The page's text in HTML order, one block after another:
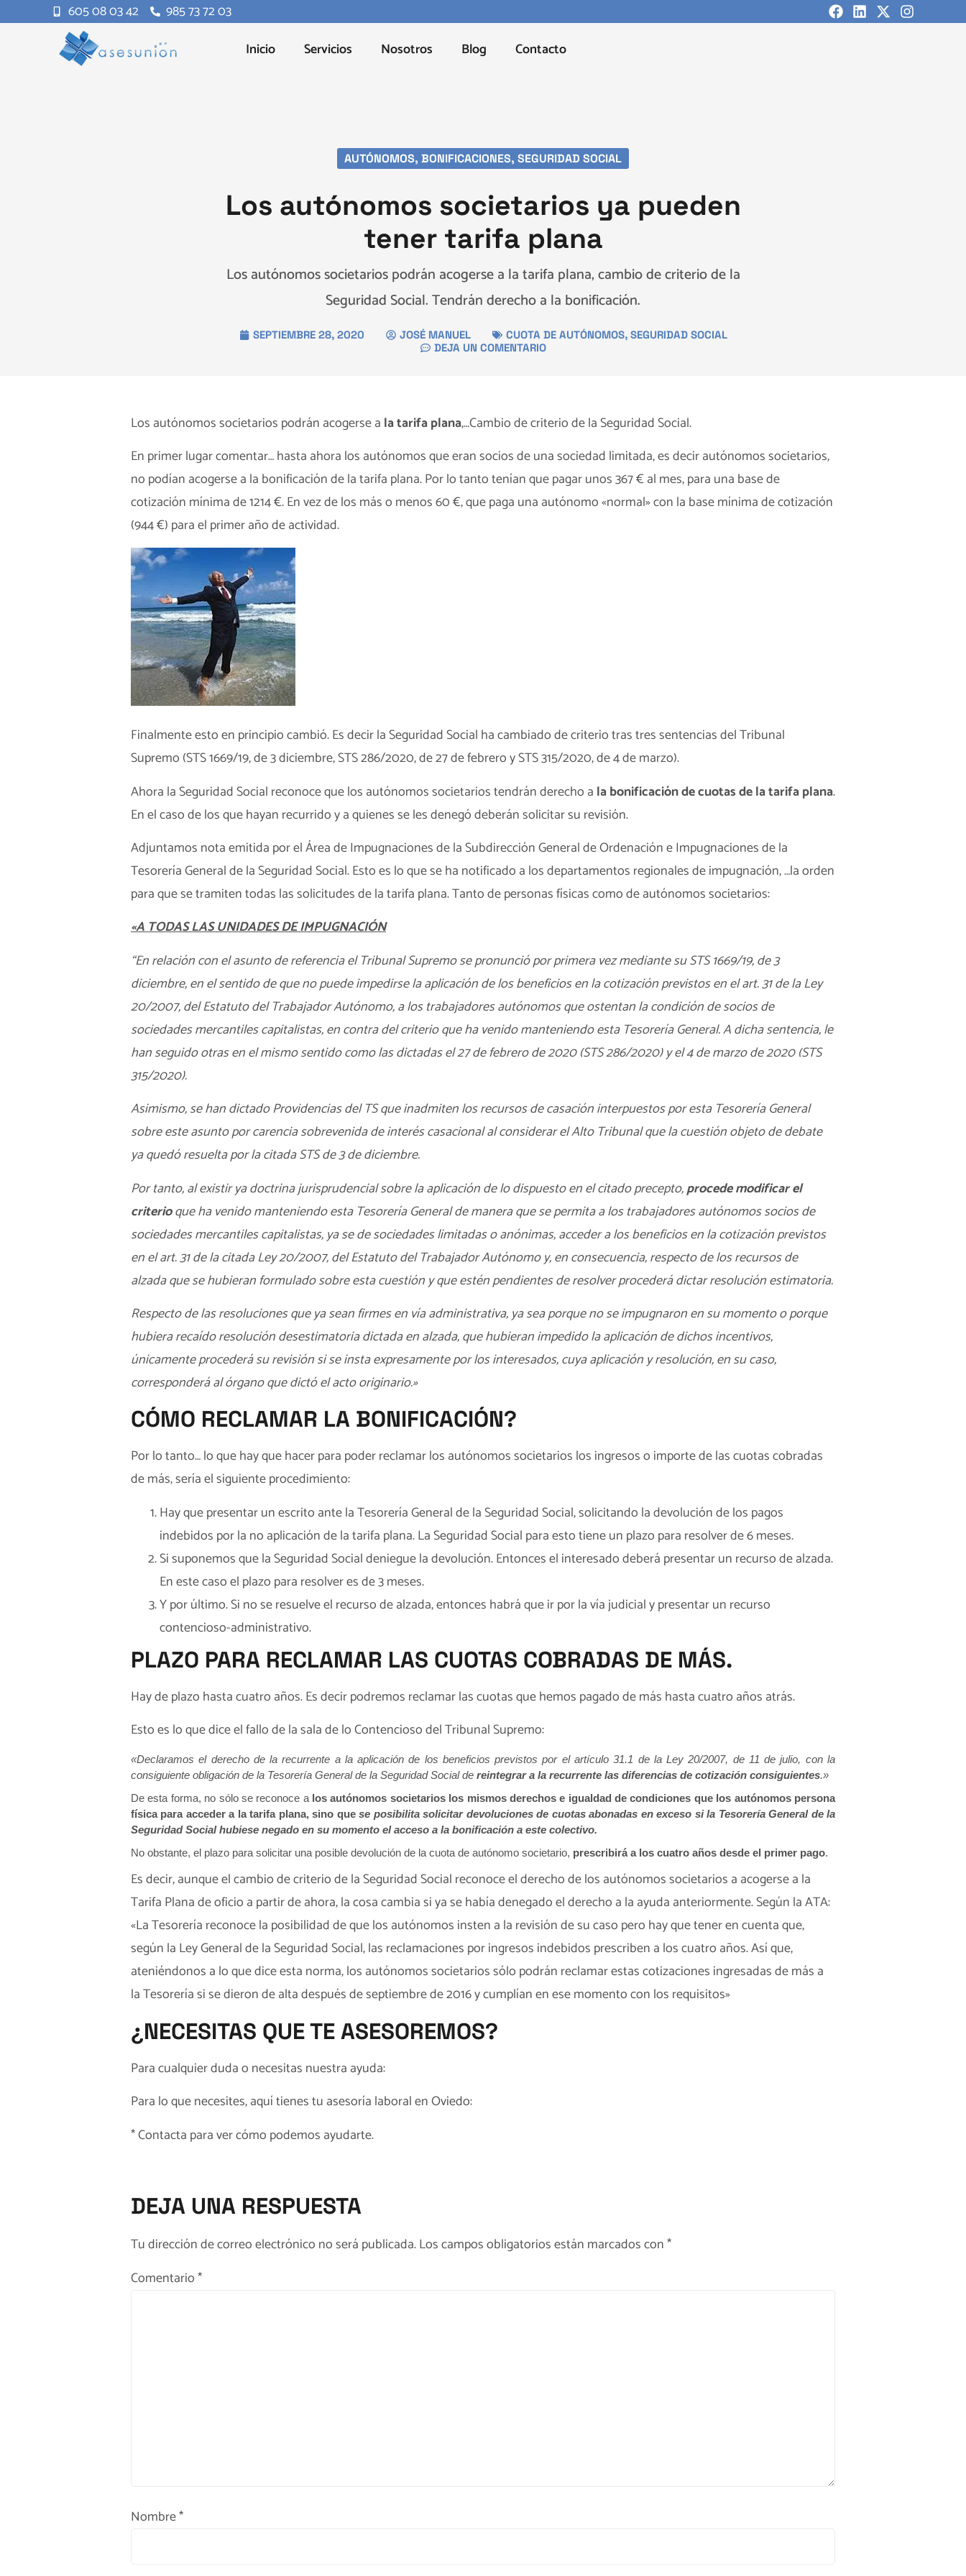
605 08 03 42
985 73 72 03
Inicio
Servicios Nosotros Blog Contacto
AUTÓNOMOS, BONIFICACIONES, SEGURIDAD SOCIAL
Los autónomos societarios ya pueden
tener tarifa plana
Los autónomos societarios podrán acogerse a la tarifa plana, cambio de criterio de la
Seguridad Social. Tendrán derecho a la bonificación.
SEPTIEMBRE 28, 2020 JOSÉ MANUEL CUOTA DE AUTÓNOMOS, SEGURIDAD SOCIAL
DEJA UN COMENTARIO
Los autónomos societarios podrán acogerse a la tarifa plana,…Cambio de criterio de la Seguridad Social.
En primer lugar comentar… hasta ahora los autónomos que eran socios de una sociedad limitada, es decir autónomos societarios,
no podían acogerse a la bonificación de la tarifa plana. Por lo tanto tenían que pagar unos 367 € al mes, para una base de
cotización mínima de 1214 €. En vez de los más o menos 60 €, que paga una autónomo «normal» con la base mínima de cotización
(944 €) para el primer año de actividad.
Finalmente esto en principio cambió. Es decir la Seguridad Social ha cambiado de criterio tras tres sentencias del Tribunal
Supremo (STS 1669/19, de 3 diciembre, STS 286/2020, de 27 de febrero y STS 315/2020, de 4 de marzo).
Ahora la Seguridad Social reconoce que los autónomos societarios tendrán derecho a la bonificación de cuotas de la tarifa plana.
En el caso de los que hayan recurrido y a quienes se les denegó deberán solicitar su revisión.
Adjuntamos nota emitida por el Área de Impugnaciones de la Subdirección General de Ordenación e Impugnaciones de la
Tesorería General de la Seguridad Social. Esto es lo que se ha notificado a los departamentos regionales de impugnación, …la orden
para que se tramiten todas las solicitudes de la tarifa plana. Tanto de personas físicas como de autónomos societarios:
«A TODAS LAS UNIDADES DE IMPUGNACIÓN
“En relación con el asunto de referencia el Tribunal Supremo se pronunció por primera vez mediante suSTS 1669/19, de 3
diciembre, en el sentido de que no puede impedirse la aplicación de los beneficios en la cotización previstos en el art. 31 de laLey
20/2007, del Estatuto del Trabajador Autónomo, a los trabajadores autónomos que ostentan la condición de socios de
sociedades mercantiles capitalistas, en contra del criterio que ha venido manteniendo esta Tesorería General. A dicha sentencia, le
han seguido otras en el mismo sentido como las dictadas el 27 de febrero de 2020 (STS 286/2020) y el 4 de marzo de 2020 (STS
315/2020).
Asimismo, se han dictado Providencias del TS que inadmiten los recursos de casación interpuestos por esta Tesorería General
sobre este asunto por carencia sobrevenida de interés casacional al considerar el Alto Tribunal que la cuestión objeto de debate
ya quedó resuelta por la citada STS de 3 de diciembre.
Por tanto, al existir ya doctrina jurisprudencial sobre la aplicación de lo dispuesto en el citado precepto,procede modificar el
criterioque ha venido manteniendo esta Tesorería General de manera que se permita a los trabajadores autónomos socios de
sociedades mercantiles capitalistas, ya se de sociedades limitadas o anónimas, acceder a los beneficios en la cotización previstos
en el art. 31 de la citada Ley 20/2007, del Estatuto del Trabajador Autónomo y, en consecuencia, respecto de los recursos de
alzada que se hubieran formulado sobre esta cuestión y que estén pendientes de resolver procederá dictar resolución estimatoria.
Respecto de las resoluciones que ya sean firmes en vía administrativa, ya sea porque no se impugnaron en su momento o porque
hubiera recaído resolución desestimatoria dictada en alzada, que hubieran impedido la aplicación de dichos incentivos,
únicamente procederá su revisión si se insta expresamente por los interesados, cuya aplicación y resolución, en su caso,
corresponderá al órgano que dictó el acto originario.»
CÓMO RECLAMAR LA BONIFICACIÓN?
Por lo tanto… lo que hay que hacer para poder reclamar los autónomos societarios los ingresos o importe de las cuotas cobradas
de más, sería el siguiente procedimiento:
Hay que presentar un escrito ante la Tesorería General de la Seguridad Social, solicitando la devolución de los pagos
indebidos por la no aplicación de la tarifa plana. La Seguridad Social para esto tiene un plazo para resolver de 6 meses.
Si suponemos que la Seguridad Social deniegue la devolución. Entonces el interesado deberá presentar un recurso de alzada.
En este caso el plazo para resolver es de 3 meses.
Y por último. Si no se resuelve el recurso de alzada, entonces habrá que ir por la vía judicial y presentar un recurso
contencioso-administrativo.
PLAZO PARA RECLAMAR LAS CUOTAS COBRADAS DE MÁS.
Hay de plazo hasta cuatro años. Es decir podremos reclamar las cuotas que hemos pagado de más hasta cuatro años atrás.
Esto es lo que dice el fallo de la sala de lo Contencioso del Tribunal Supremo:
«Declaramos el derecho de la recurrente a la aplicación de los beneficios previstos por el artículo 31.1 de la Ley 20/2007, de 11 de julio, con la
consiguiente obligación de la Tesorería General de la Seguridad Social de reintegrar a la recurrente las diferencias de cotización consiguientes.»
De esta forma, no sólo se reconoce a los autónomos societarios los mismos derechos e igualdad de condiciones que los autónomos persona
física para acceder a la tarifa plana, sino quese posibilita solicitar devoluciones de cuotas abonadas en exceso si la Tesorería General de la
Seguridad Social hubiese negado en su momento el acceso a la bonificación a este colectivo.
No obstante, el plazo para solicitar una posible devolución de la cuota de autónomo societario, prescribirá a los cuatro años desde el primer pago.
Es decir, aunque el cambio de criterio de la Seguridad Social reconoce el derecho de los autónomos societarios a acogerse a la
Tarifa Plana de oficio a partir de ahora, la cosa cambia si ya se había denegado el derecho a la ayuda anteriormente. Según la ATA:
«La Tesorería reconoce la posibilidad de que los autónomos insten a la revisión de su caso pero hay que tener en cuenta que,
según la Ley General de la Seguridad Social, las reclamaciones por ingresos indebidos prescriben a los cuatro años. Así que,
ateniéndonos a lo que dice esta norma, los autónomos societarios sólo podrán reclamar estas cotizaciones ingresadas de más a
la Tesorería si se dieron de alta después de septiembre de 2016 y cumplían en ese momento con los requisitos»
¿NECESITAS QUE TE ASESOREMOS?
Para cualquier duda o necesitas nuestra ayuda:
Para lo que necesites, aquí tienes tu asesoría laboral en Oviedo:
*Contacta para ver cómo podemos ayudarte.
DEJA UNA RESPUESTA
Tu dirección de correo electrónico no será publicada.Los campos obligatorios están marcados con*
Comentario*
Nombre*